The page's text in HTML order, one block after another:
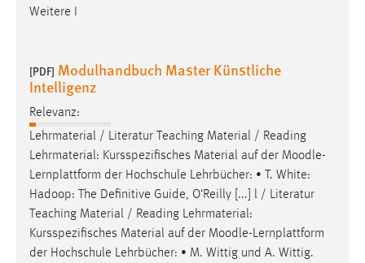
Weitere I
[PDF] Modulhandbuch Master Künstliche
Intelligenz
Relevanz:
Lehrmaterial / Literatur Teaching Material / Reading
Lehrmaterial: Kursspezifisches Material auf der Moodle-
Lernplattform der Hochschule Lehrbücher: • T. White:
Hadoop: The Definitive Guide, O‘Reilly [...] l / Literatur
Teaching Material / Reading Lehrmaterial:
Kursspezifisches Material auf der Moodle-Lernplattform
der Hochschule Lehrbücher: • M. Wittig und A. Wittig.